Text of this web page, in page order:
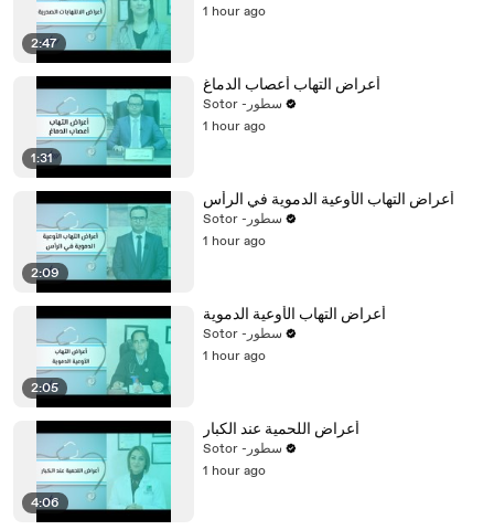
2:47
1 hour ago
1:31
أعراض التهاب أعصاب الدماغ
Sotor -سطور
1 hour ago
2:09
أعراض التهاب الأوعية الدموية في الرأس
Sotor -سطور
1 hour ago
2:05
أعراض التهاب الأوعية الدموية
Sotor -سطور
1 hour ago
4:06
أعراض اللحمية عند الكبار
Sotor -سطور
1 hour ago